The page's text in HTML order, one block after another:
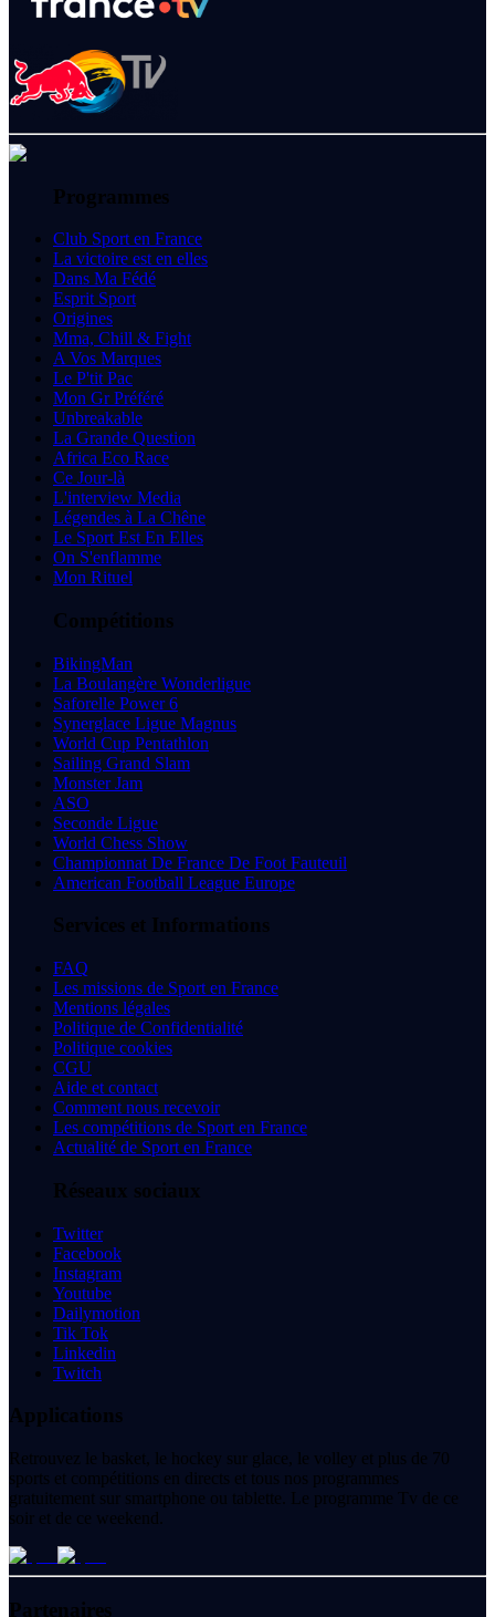
Programmes
Club Sport en France
La victoire est en elles
Dans Ma Fédé
Esprit Sport
Origines
Mma, Chill & Fight
A Vos Marques
Le P'tit Pac
Mon Gr Préféré
Unbreakable
La Grande Question
Africa Eco Race
Ce Jour-là
L'interview Media
Légendes à La Chêne
Le Sport Est En Elles
On S'enflamme
Mon Rituel
Compétitions
BikingMan
La Boulangère Wonderligue
Saforelle Power 6
Synerglace Ligue Magnus
World Cup Pentathlon
Sailing Grand Slam
Monster Jam
ASO
Seconde Ligue
World Chess Show
Championnat De France De Foot Fauteuil
American Football League Europe
Services et Informations
FAQ
Les missions de Sport en France
Mentions légales
Politique de Confidentialité
Politique cookies
CGU
Aide et contact
Comment nous recevoir
Les compétitions de Sport en France
Actualité de Sport en France
Réseaux sociaux
Twitter
Facebook
Instagram
Youtube
Dailymotion
Tik Tok
Linkedin
Twitch
Applications
Retrouvez le basket, le hockey sur glace, le volley et plus de 70
sports et compétitions en directs et tous nos programmes
gratuitement sur smartphone ou tablette. Le programme Tv de ce
soir et de ce weekend.
Partenaires